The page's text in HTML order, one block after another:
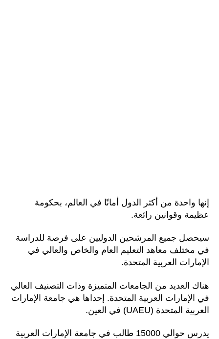
إنها واحدة من أكثر الدول أمانًا في العالم، بحكومة
عظيمة وقوانين رائعة.
سيحصل جميع المرشحين الدوليين على فرصة للدراسة
في مختلف معاهد التعليم العام والخاص والعالي في
الإمارات العربية المتحدة.
هناك العديد من الجامعات المتميزة وذات التصنيف العالي
في الإمارات العربية المتحدة. إحداها هي جامعة الإمارات
العربية المتحدة (UAEU) في العين.
يدرس حوالي 15000 طالب في جامعة الإمارات العربية